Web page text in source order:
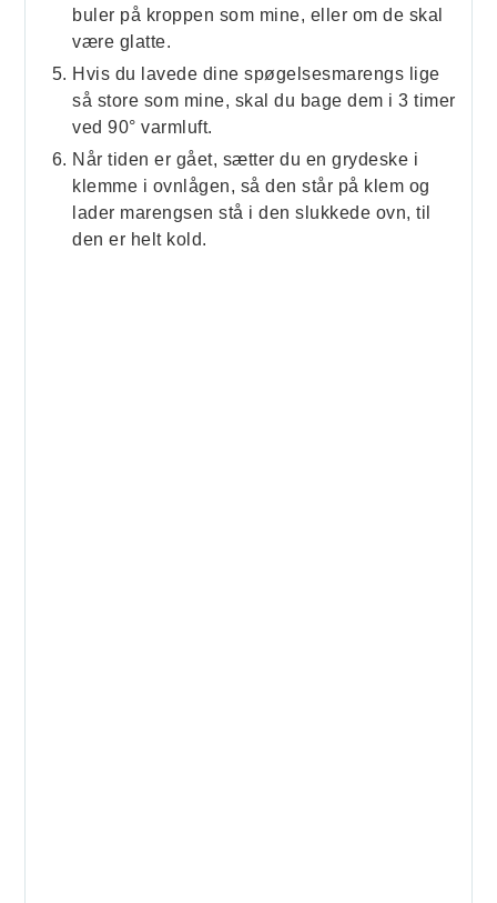
buler på kroppen som mine, eller om de skal
være glatte.
Hvis du lavede dine spøgelsesmarengs lige
så store som mine, skal du bage dem i 3 timer
ved 90° varmluft.
Når tiden er gået, sætter du en grydeske i
klemme i ovnlågen, så den står på klem og
lader marengsen stå i den slukkede ovn, til
den er helt kold.